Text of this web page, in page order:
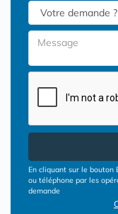
En cliquant sur le bouton
ou téléphone par les
demande